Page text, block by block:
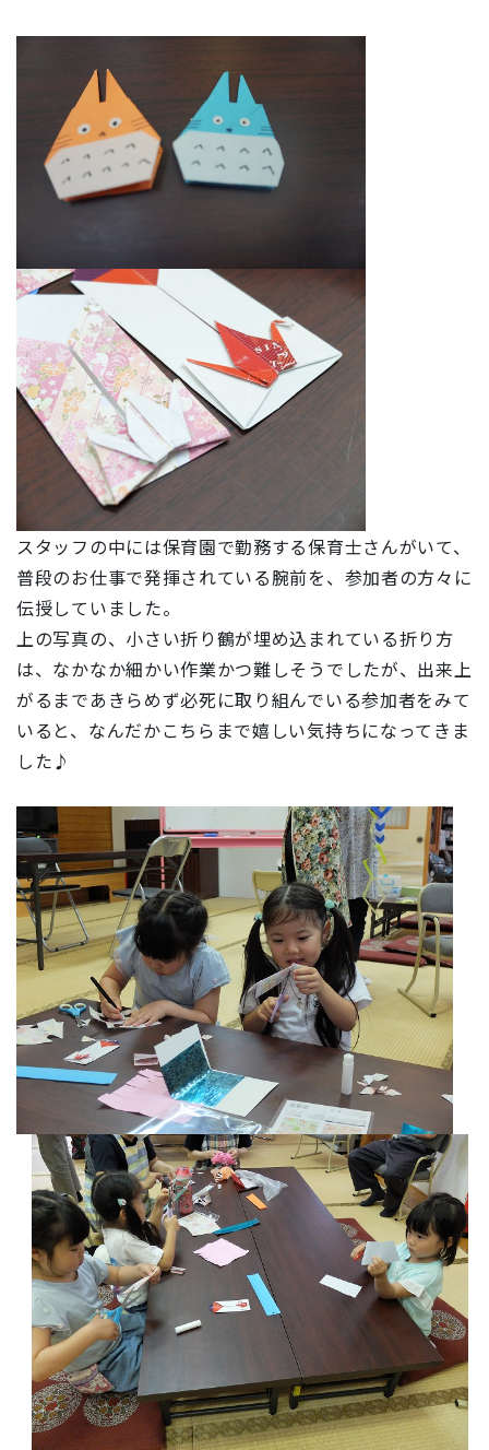
スタッフの中には保育園で勤務する保育士さんがいて、
普段のお仕事で発揮されている腕前を、参加者の方々に
伝授していました。
上の写真の、小さい折り鶴が埋め込まれている折り方
は、なかなか細かい作業かつ難しそうでしたが、出来上
がるまであきらめず必死に取り組んでいる参加者をみて
いると、なんだかこちらまで嬉しい気持ちになってきま
した♪